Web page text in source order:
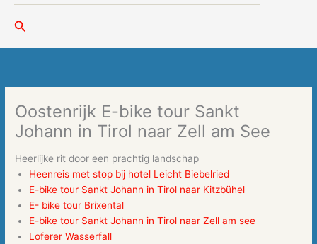
Zoeken
Oostenrijk E-bike tour Sankt
Johann in Tirol naar Zell am See
Heerlijke rit door een prachtig landschap
Heenreis met stop bij hotel Leicht Biebelried
E-bike tour Sankt Johann in Tirol naar Kitzbühel
E- bike tour Brixental
E-bike tour Sankt Johann in Tirol naar Zell am see
Loferer Wasserfall